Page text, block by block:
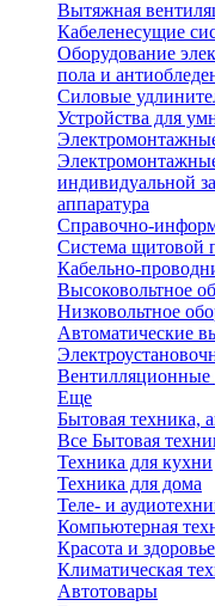
Вытяжная
Кабеленесущие
Оборудование
пола и
Силовые
Устройства для
индивидуальной
аппаратура
Справочно-
Система щитовой
Кабельно-
Высоковольтное
Низковольтное
Автоматические
Вентилляционные
Еще
Бытовая техника,
Все Бытовая
Техника для кухни
Техника для дома
Теле- и
Компьютерная
Красота и здоровье
Климатическая
Автотовары